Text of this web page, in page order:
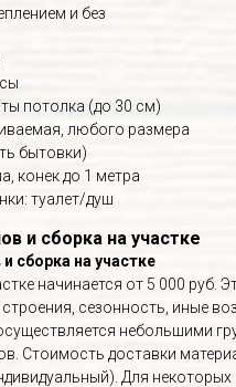
и без
потолка (до 30 см)
любого размера
бытовки)
конек до 1 метра
туалет/душ
и сборка на участке
сборка на участке
начинается от 5 000
сезонность, иные
небольшими
Стоимость доставки
Для